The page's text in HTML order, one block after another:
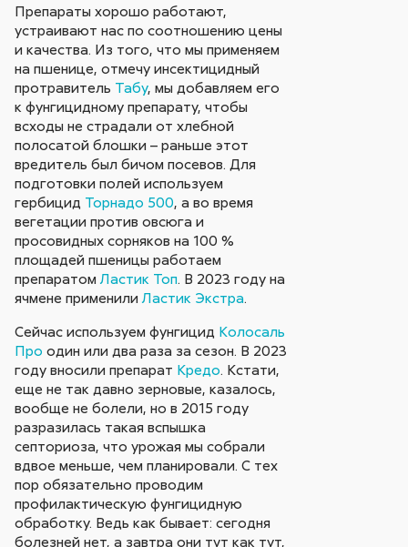
Препараты хорошо работают,
устраивают нас по соотношению цены
и качества. Из того, что мы применяем
на пшенице, отмечу инсектицидный
протравитель Табу, мы добавляем его
к фунгицидному препарату, чтобы
всходы не страдали от хлебной
полосатой блошки – раньше этот
вредитель был бичом посевов. Для
подготовки полей используем
гербицид Торнадо 500, а во время
вегетации против овсюга и
просовидных сорняков на 100 %
площадей пшеницы работаем
препаратомЛастик Топ. В 2023 году на
ячмене применилиЛастик Экстра.
Сейчас используем фунгицид Колосаль
Про один или два раза за сезон. В 2023
году вносили препарат Кредо. Кстати,
еще не так давно зерновые, казалось,
вообще не болели, но в 2015 году
разразилась такая вспышка
септориоза, что урожая мы собрали
вдвое меньше, чем планировали. С тех
пор обязательно проводим
профилактическую фунгицидную
обработку. Ведь как бывает: сегодня
болезней нет, а завтра они тут как тут,